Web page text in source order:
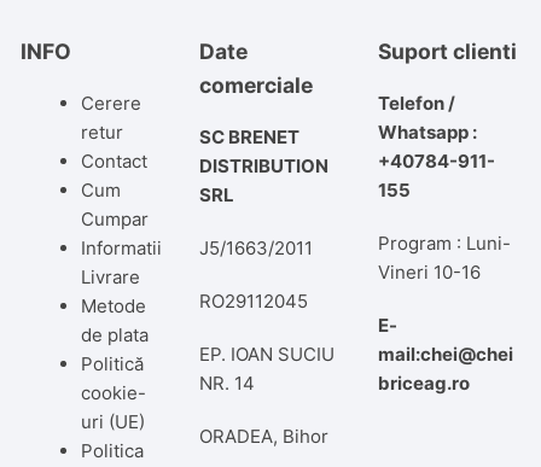
INFO
Cerere
retur
Contact
Cum
Cumpar
Informatii
Livrare
Metode
de plata
Politică
cookie-
uri (UE)
Politica
Date
comerciale
SC BRENET
DISTRIBUTION
SRL
J5/1663/2011
RO29112045
EP. IOAN SUCIU
NR. 14
ORADEA, Bihor
Suport clienti
Telefon /
Whatsapp :
+40784-911-
155
Program : Luni-
Vineri 10-16
E-
mail:chei@chei
briceag.ro